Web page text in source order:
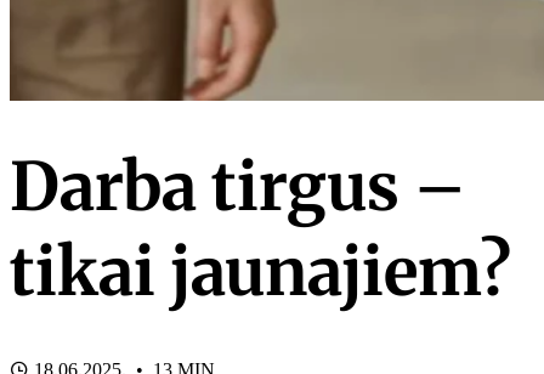
Darba tirgus –
tikai jaunajiem?
18.06.2025. • 13 MIN